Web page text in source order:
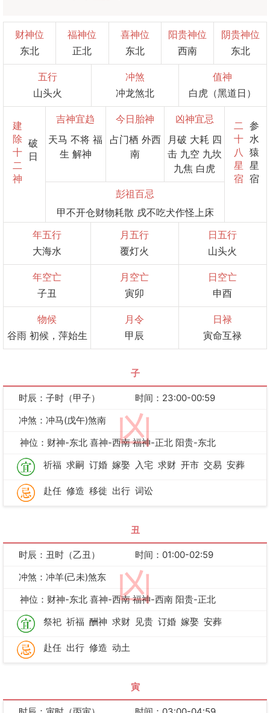
财神位
东北
福神位
正北
喜神位
东北
阳贵神位
西南
阴贵神位
东北
五行
山头火
冲煞
冲龙煞北
值神
白虎（黑道日）
建
除
十
二
神
破
日
吉神宜趋
天马 不将 福
生 解神
今日胎神
占门栖 外西
南
凶神宜忌
月破 大耗 四
击 九空 九坎
九焦 白虎
彭祖百忌
甲不开仓财物耗散 戌不吃犬作怪上床
二
十
八
星
宿
参
水
猿
星
宿
年五行
大海水
月五行
覆灯火
日五行
山头火
年空亡
子丑
月空亡
寅卯
日空亡
申酉
物候
谷雨 初候，萍始生
月令
甲辰
日禄
寅命互禄
子
凶
时辰：子时（甲子）
时间：23:00-00:59
冲煞：冲马(戊午)煞南
神位：财神-东北 喜神-西南 福神-正北 阳贵-东北
祈福 求嗣 订婚 嫁娶 入宅 求财 开市 交易 安葬
赴任 修造 移徙 出行 词讼
丑
凶
时辰：丑时（乙丑）
时间：01:00-02:59
冲煞：冲羊(己未)煞东
神位：财神-东北 喜神-西南 福神-西南 阳贵-正北
祭祀 祈福 酬神 求财 见贵 订婚 嫁娶 安葬
赴任 出行 修造 动土
寅